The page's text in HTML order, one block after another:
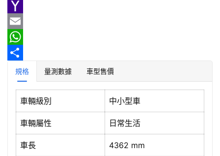
新
車
情
報
車
輛
間
測
b
o
o
e
r
e
a
G
m
a
Y
a
h
E
m
W
規格 量測數據 車型售價
車輛級別 中小型車
車輛屬性 日常生活
車長 4362 mm